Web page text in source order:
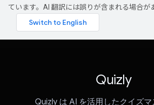
ています。AI 翻訳には誤りが含まれる場合が
Quizly
Quizly は AI を活用したクイズ